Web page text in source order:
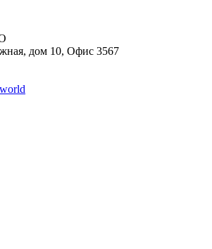
дом 10, Офис 3567